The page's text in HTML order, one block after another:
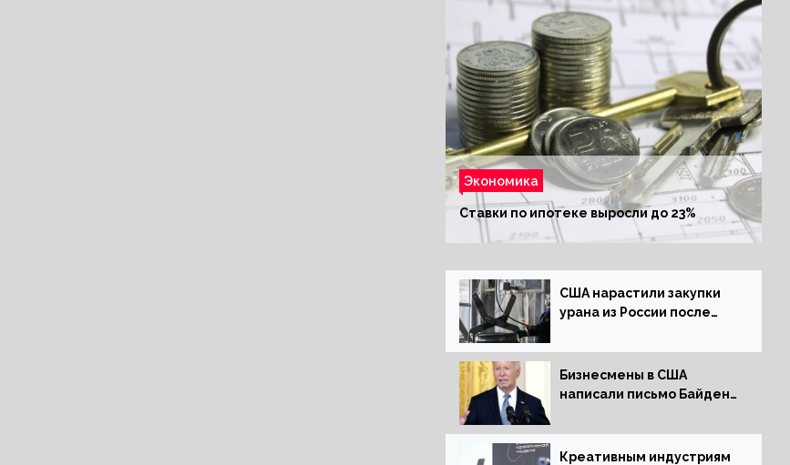
Экономика
Ставки по ипотеке выросли до 23%
США нарастили закупки
урана из России после
него
Бизнесмены в США
написали письмо Байдену
выборов
Креативным индустриям